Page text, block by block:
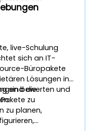
live-Schulung
sich an IT-
Büropakete
Lösungen in
bewerten und
sind die
zu
zu planen,